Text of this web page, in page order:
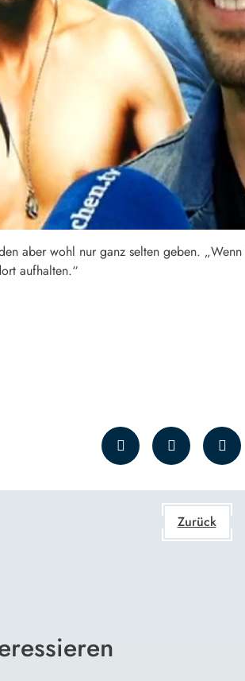
aber wohl nur ganz selten geben.
aufhalten.“
Zurück